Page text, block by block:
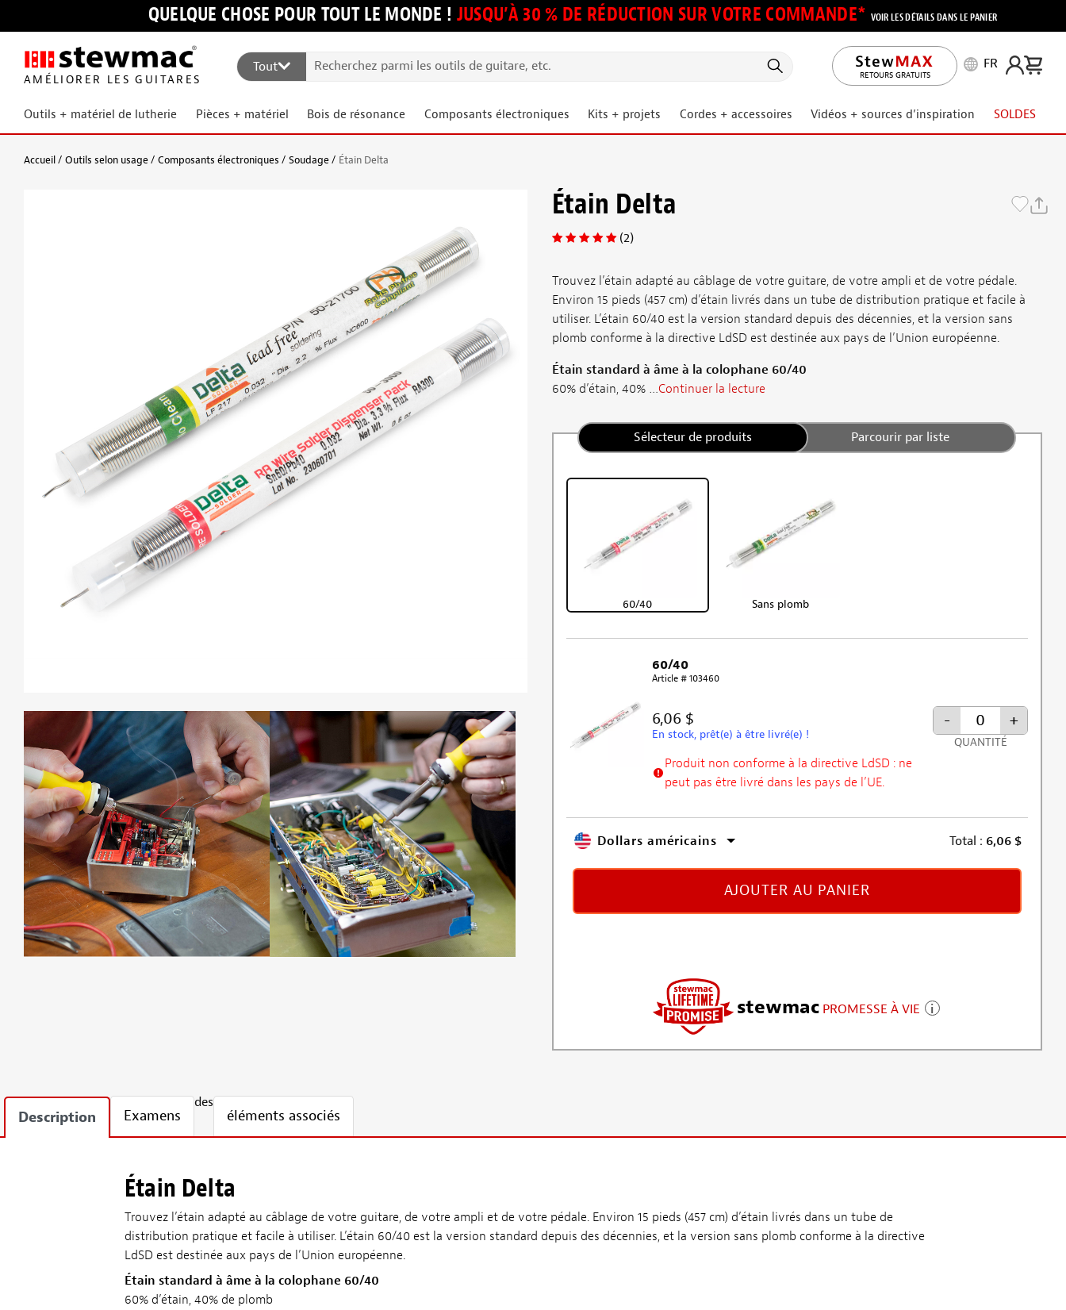
QUELQUE CHOSE POUR TOUT LE MONDE ! JUSQU’À 30 % DE RÉDUCTION SUR VOTRE COMMANDE* VOIR LES DÉTAILS DANS LE PANIER
AMÉLIORER LES GUITARES
Tout
RETOURS GRATUITS
FR
Outils + matériel de lutherie Pièces + matériel Bois de résonance Composants électroniques Kits + projets Cordes + accessoires Vidéos + sources d’inspiration SOLDES
Accueil Outils selon usage Composants électroniques Soudage Étain Delta
Étain Delta
(2)
Trouvez l’étain adapté au câblage de votre guitare, de votre ampli et de votre pédale.
Environ 15 pieds (457 cm) d’étain livrés dans un tube de distribution pratique et facile à
utiliser. L’étain 60/40 est la version standard depuis des décennies, et la version sans
plomb conforme à la directive LdSD est destinée aux pays de l’Union européenne.
Étain standard à âme à la colophane 60/40
60% d’étain, 40% …Continuer la lecture
Sélecteur de produits Parcourir par liste
60/40 Sans plomb
60/40
Article # 103460
6,06 $
En stock, prêt(e) à être livré(e) !
Produit non conforme à la directive LdSD : ne
peut pas être livré dans les pays de l’UE.
- +
QUANTITÉ
Dollars américains Total : 6,06 $
AJOUTER AU PANIER
stewmac PROMESSE À VIE
Description Examens
des
éléments associés
Étain Delta
Trouvez l’étain adapté au câblage de votre guitare, de votre ampli et de votre pédale. Environ 15 pieds (457 cm) d’étain livrés dans un tube de
distribution pratique et facile à utiliser. L’étain 60/40 est la version standard depuis des décennies, et la version sans plomb conforme à la directive
LdSD est destinée aux pays de l’Union européenne.
Étain standard à âme à la colophane 60/40
60% d’étain, 40% de plomb